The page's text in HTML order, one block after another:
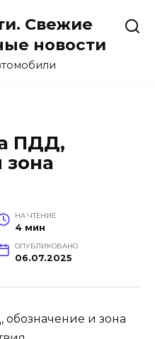
Свежие
новости
ПДД,
зона
НА ЧТЕНИЕ
4 мин
ОПУБЛИКОВАНО
06.07.2025